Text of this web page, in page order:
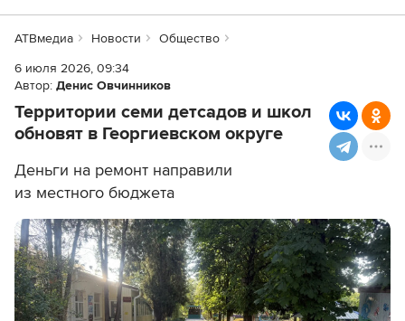
АТВмедиа Новости
Общество
6 июля 2026, 09:34
Автор: Денис Овчинников
Территории семи детсадов и школ
обновят в Георгиевском округе
Деньги на ремонт направили
из местного бюджета